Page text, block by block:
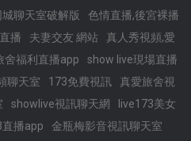
聊天室破解版
色情直播,後宮裸播
播 夫妻交友 網站
真人秀視頻,愛
舍福利直播app
show live現場直播
聊天室 173免費視訊
真愛旅舍視
showlive視訊聊天網
live173美女
播app 金瓶梅影音視訊聊天室